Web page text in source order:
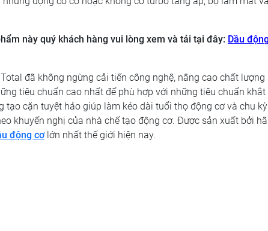
này quý khách hàng vui lòng xem và tải tại đây: Dầu
đã không ngừng cải tiến công nghệ, nâng cao chất lượng
tiêu chuẩn cao nhất để phù hợp với những tiêu chuẩn khắt
tạo cặn tuyệt hảo giúp làm kéo dài tuổi thọ động cơ và chu
khuyến nghị của nhà chế tạo động cơ. Được sản xuất bởi
động cơlớn nhất thế giới hiện nay.